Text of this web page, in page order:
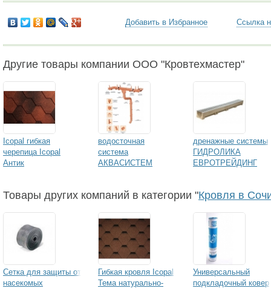
Добавить в Избранное Ссылка
Другие товары компании ООО "Кровтехмастер"
Icopal гибкая
черепица Icopal
Антик
водосточная
система
АКВАСИСТЕМ
дренажные системы
ГИДРОЛИКА
ЕВРОТРЕЙДИНГ
Товары других компаний в категории "Кровля в
Сетка для защиты от
насекомых
Гибкая кровля Icopal
Тема натурально-
Универсальный
подкладочный ковер